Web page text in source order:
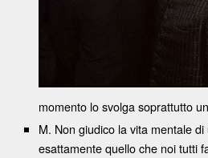
momento lo svolga soprattutto
M. Non giudico la vita mentale
esattamente quello che noi tutti